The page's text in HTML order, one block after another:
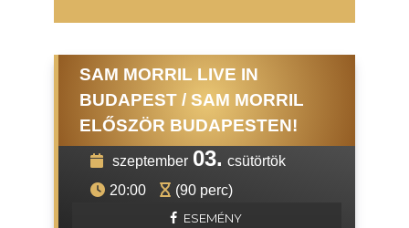
SAM MORRIL LIVE IN
BUDAPEST / SAM MORRIL
ELŐSZÖR BUDAPESTEN!
szeptember 03. csütörtök
20:00
(90 perc)
ESEMÉNY